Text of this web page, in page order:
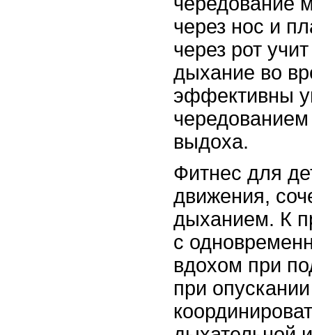
через нос и
через рот
дыхание во
эффективны
выдоха.
Фитнес для
движения,
дыханием. К
с
вдохом при
при